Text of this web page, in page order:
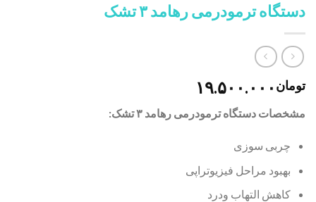
دستگاه ترمودرمی رهامد ۳ تشک
تومان ۱۹.۵۰۰.۰۰۰
مشخصات دستگاه ترمودرمی رهامد ۳ تشک:
چربی سوزی
بهبود مراحل فیزیوتراپی
کاهش التهاب ودرد